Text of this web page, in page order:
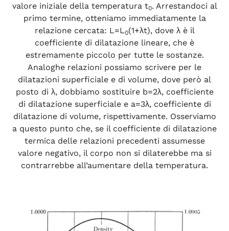
valore iniziale della temperatura t0. Arrestandoci al
primo termine, otteniamo immediatamente la
relazione cercata: L=L0(1+λt), dove λ è il
coefficiente di dilatazione lineare, che è
estremamente piccolo per tutte le sostanze.
Analoghe relazioni possiamo scrivere per le
dilatazioni superficiale e di volume, dove però al
posto di λ, dobbiamo sostituire b=2λ, coefficiente
di dilatazione superficiale e a=3λ, coefficiente di
dilatazione di volume, rispettivamente. Osserviamo
a questo punto che, se il coefficiente di dilatazione
termica delle relazioni precedenti assumesse
valore negativo, il corpo non si dilaterebbe ma si
contrarrebbe all’aumentare della temperatura.